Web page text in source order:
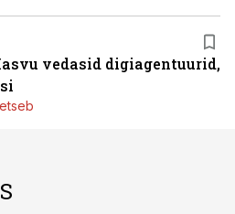
vedasid digiagentuurid,